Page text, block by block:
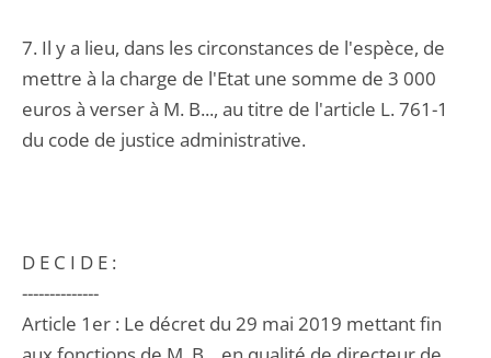
7. Il y a lieu, dans les circonstances de l'espèce, de
mettre à la charge de l'Etat une somme de 3 000
euros à verser à M. B..., au titre de l'article L. 761-1
du code de justice administrative.
D E C I D E :
--------------
Article 1er : Le décret du 29 mai 2019 mettant fin